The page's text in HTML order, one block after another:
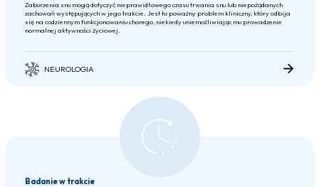
Zaburzenia snu mogą dotyczyć nieprawidłowego czasu trwania snu lub niepożądanych
zachowań występujących w jego trakcie. Jest to poważny problem kliniczny, który odbija
się na codziennym funkcjonowaniu chorego, niekiedy uniemożliwiając mu prowadzenie
normalnej aktywności życiowej.
NEUROLOGIA
Badanie w trakcie